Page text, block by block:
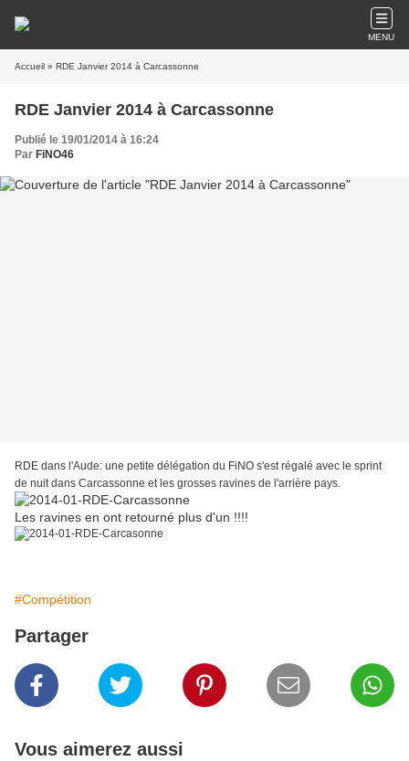
MENU
Accueil » RDE Janvier 2014 à Carcassonne
RDE Janvier 2014 à Carcassonne
Publié le 19/01/2014 à 16:24
Par FiNO46
RDE dans l'Aude: une petite délégation du FiNO s'est régalé avec le sprint
de nuit dans Carcassonne et les grosses ravines de l'arrière pays.
Les ravines en ont retourné plus d'un !!!!
#Compétition
Partager
Vous aimerez aussi